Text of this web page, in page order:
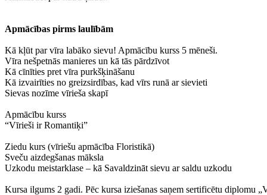
Apmācības pirms laulībām
Kā kļūt par vīra labāko sievu! Apmācību kurss 5 mēneši.
Vīra nešpetnās manieres un kā tās pārdzīvot
Kā cīnīties pret vīra purkšķināšanu
Kā izvairīties no greizsirdības, kad vīrs runā ar sievieti
Sievas nozīme vīrieša skapī
Apmācību kurss
“Vīrieši ir Romantiķi”
Ziedu kurs (vīriešu apmācība Floristikā)
Sveču aizdegšanas māksla
Uzkodu meistarklase – kā Savaldzināt sievu ar saldu uzkodu
Kursa ilgums 2 gadi. Pēc kursa iziešanas saņem sertificētu diplomu